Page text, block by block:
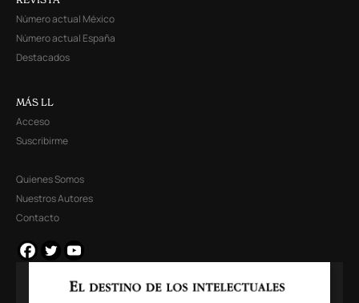
Número actual México
Número actual España
Destacados
MÁS LL
Acceso
Suscribirme
Quienes Somos
Nuestros Autores
Contacto